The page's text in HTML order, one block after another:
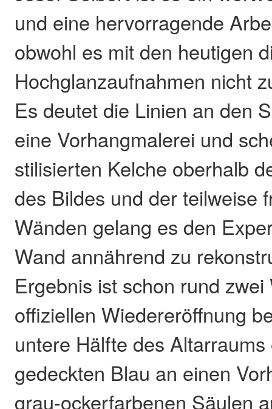
und eine hervorragende
obwohl es mit den heutigen
Hochglanzaufnahmen nicht
Es deutet die Linien an den
eine Vorhangmalerei und
stilisierten Kelche oberhalb
des Bildes und der teilweise
Wänden gelang es den
Wand annährend zu
Ergebnis ist schon rund
offiziellen Wiedereröffnung
untere Hälfte des
gedeckten Blau an einen
grau-ockerfarbenen Säulen